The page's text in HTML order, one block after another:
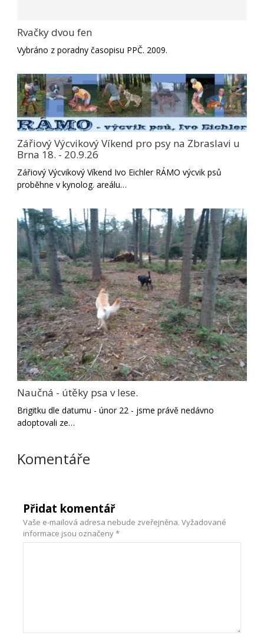
Rvačky dvou fen
Vybráno z poradny časopisu PPČ. 2009.
Zářiový Výcvikový Víkend pro psy na Zbraslavi u
Brna 18. - 20.9.26
Zářiový Výcvikový Víkend Ivo Eichler RÁMO výcvik psů
proběhne v kynolog. areálu…
Naučná - útěky psa v lese.
Brigitku dle datumu - únor 22 - jsme právě nedávno
adoptovali ze…
Komentáře
Přidat komentář
Vaše e-mailová adresa nebude zveřejněna. Vyžadované
informace jsou označeny*